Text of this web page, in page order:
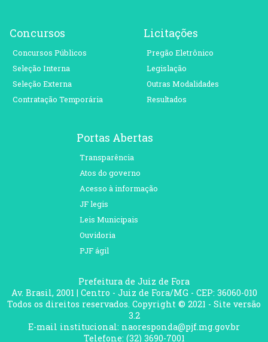
Concursos
Concursos Públicos
Seleção Interna
Seleção Externa
Contratação Temporária
Licitações
Pregão Eletrônico
Legislação
Outras Modalidades
Resultados
Portas Abertas
Transparência
Atos do governo
Acesso à informação
JF legis
Leis Municipais
Ouvidoria
PJF ágil
Prefeitura de Juiz de Fora
Av. Brasil, 2001 | Centro - Juiz de Fora/MG - CEP: 36060-010
Todos os direitos reservados. Copyright © 2021 - Site versão
3.2
E-mail institucional: naoresponda@pjf.mg.gov.br
Telefone: (32) 3690-7001